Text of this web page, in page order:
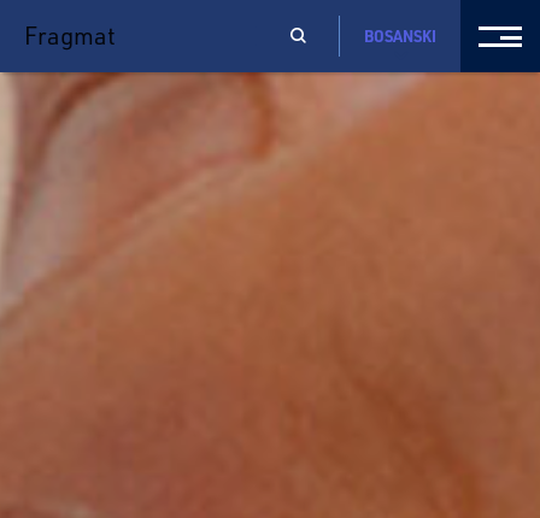
Fragmat BOSANSKI